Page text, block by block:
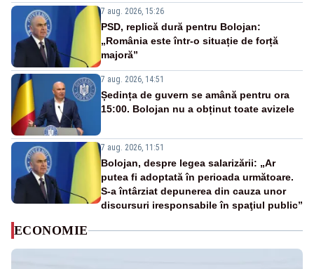
7 aug. 2026, 15:26
PSD, replică dură pentru Bolojan:
„România este într-o situație de forță
majoră”
7 aug. 2026, 14:51
Ședința de guvern se amână pentru ora
15:00. Bolojan nu a obținut toate avizele
7 aug. 2026, 11:51
Bolojan, despre legea salarizării: „Ar
putea fi adoptată în perioada următoare.
S-a întârziat depunerea din cauza unor
discursuri iresponsabile în spaţiul public”
ECONOMIE